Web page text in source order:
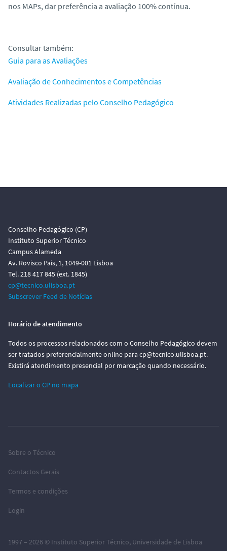
nos MAPs, dar preferência a avaliação 100% contínua.
Consultar também:
Guia para as Avaliações
Avaliação de Conhecimentos e Competências
Atividades Realizadas pelo Conselho Pedagógico
Conselho Pedagógico (CP)
Instituto Superior Técnico
Campus Alameda
Av. Rovisco Pais, 1, 1049-001 Lisboa
Tel. 218 417 845 (ext. 1845)
cp@tecnico.ulisboa.pt
Subscrever Feed de Notícias
Horário de atendimento
Todos os processos relacionados com o Conselho Pedagógico devem
ser tratados preferencialmente online para cp@tecnico.ulisboa.pt.
Existirá atendimento presencial por marcação quando necessário.
Localizar o CP no mapa
Sobre o Técnico
Contactos Gerais
Termos e condições
Login
1997 – 2026 © Instituto Superior Técnico, Universidade de Lisboa